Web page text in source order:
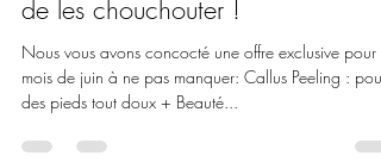
Il est temps de sortir vos pieds...et
de les chouchouter !
Nous vous avons concocté une offre exclusive pour le
des pieds tout doux + Beauté...